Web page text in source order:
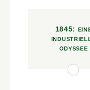
1845:
ODYSSEE